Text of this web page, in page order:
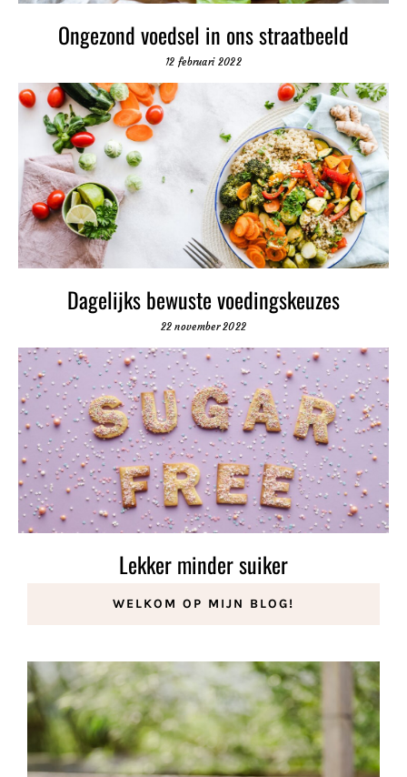
Ongezond voedsel in ons straatbeeld
12 februari 2022
Dagelijks bewuste voedingskeuzes
22 november 2022
Lekker minder suiker
WELKOM OP MIJN BLOG!